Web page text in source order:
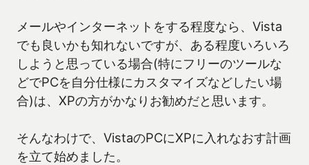
メールやインターネットをする程度なら、Vista
でも良いかも知れないですが、ある程度いろいろ
しようと思っている場合(特にフリーのツールな
どでPCを自分仕様にカスタマイズなどしたい場
合)は、XPの方がかなりお勧めだと思います。
そんなわけで、VistaのPCにXPに入れなおす計画
を立て始めました。